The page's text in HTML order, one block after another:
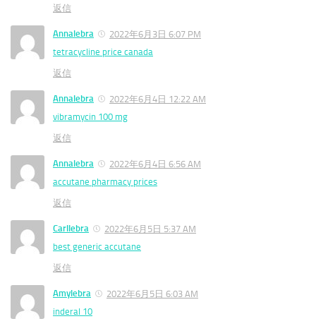
返信
Annalebra
2022年6月3日 6:07 PM
tetracycline price canada
返信
Annalebra
2022年6月4日 12:22 AM
vibramycin 100 mg
返信
Annalebra
2022年6月4日 6:56 AM
accutane pharmacy prices
返信
Carllebra
2022年6月5日 5:37 AM
best generic accutane
返信
Amylebra
2022年6月5日 6:03 AM
inderal 10